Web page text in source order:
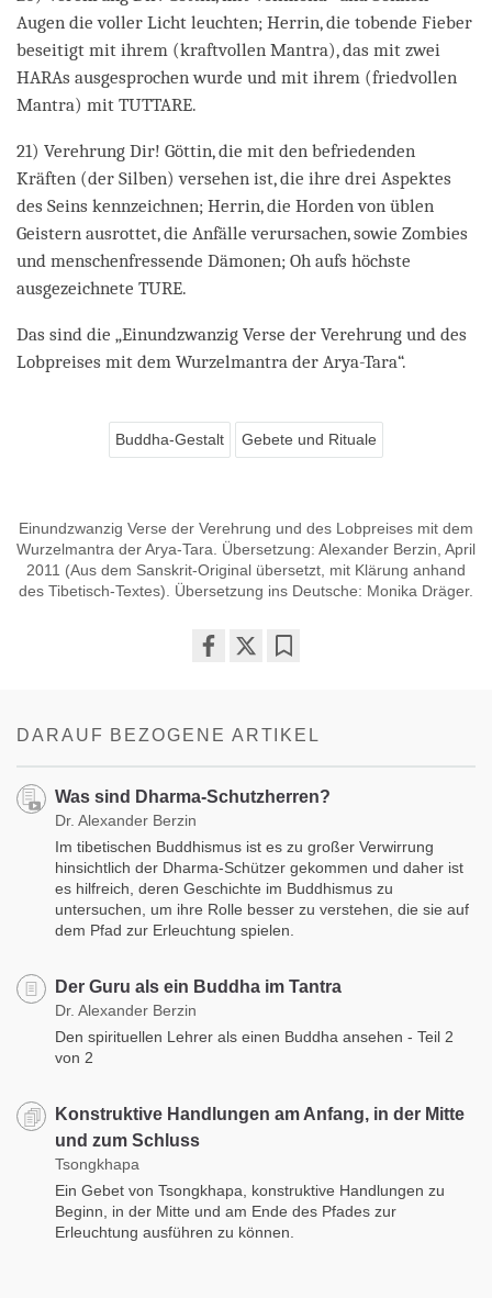
Augen die voller Licht leuchten; Herrin, die tobende Fieber
beseitigt mit ihrem (kraftvollen Mantra), das mit zwei
HARAs ausgesprochen wurde und mit ihrem (friedvollen
Mantra) mit TUTTARE.
21) Verehrung Dir! Göttin, die mit den befriedenden
Kräften (der Silben) versehen ist, die ihre drei Aspektes
des Seins kennzeichnen; Herrin, die Horden von üblen
Geistern ausrottet, die Anfälle verursachen, sowie Zombies
und menschenfressende Dämonen; Oh aufs höchste
ausgezeichnete TURE.
Das sind die „Einundzwanzig Verse der Verehrung und des
Lobpreises mit dem Wurzelmantra der Arya-Tara“.
Buddha-Gestalt Gebete und Rituale
Einundzwanzig Verse der Verehrung und des Lobpreises mit dem
Wurzelmantra der Arya-Tara. Übersetzung: Alexander Berzin, April
2011 (Aus dem Sanskrit-Original übersetzt, mit Klärung anhand
des Tibetisch-Textes). Übersetzung ins Deutsche: Monika Dräger.
DARAUF BEZOGENE ARTIKEL
Was sind Dharma-Schutzherren?
Dr. Alexander Berzin
Im tibetischen Buddhismus ist es zu großer Verwirrung
hinsichtlich der Dharma-Schützer gekommen und daher ist
es hilfreich, deren Geschichte im Buddhismus zu
untersuchen, um ihre Rolle besser zu verstehen, die sie auf
dem Pfad zur Erleuchtung spielen.
Der Guru als ein Buddha im Tantra
Dr. Alexander Berzin
Den spirituellen Lehrer als einen Buddha ansehen - Teil 2
von 2
Konstruktive Handlungen am Anfang, in der Mitte
und zum Schluss
Tsongkhapa
Ein Gebet von Tsongkhapa, konstruktive Handlungen zu
Beginn, in der Mitte und am Ende des Pfades zur
Erleuchtung ausführen zu können.